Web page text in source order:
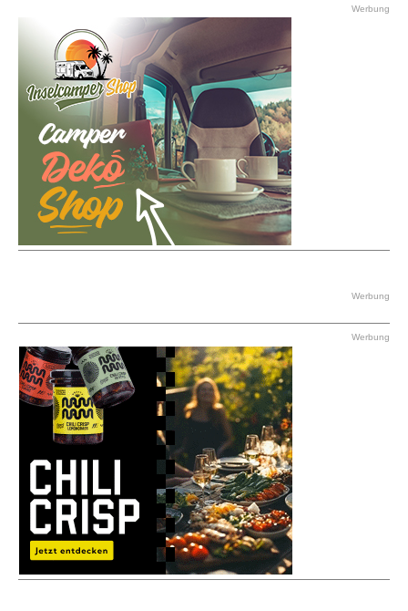
Werbung
Werbung
Werbung